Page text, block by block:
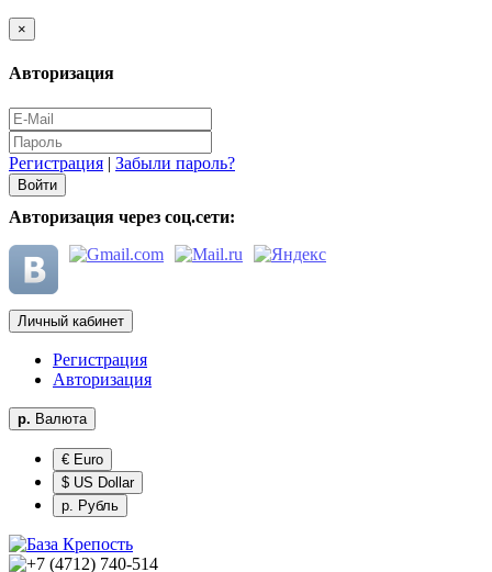
×
Авторизация
Регистрация | Забыли пароль?
Авторизация через соц.сети:
Личный кабинет
Регистрация
Авторизация
р. Валюта
€ Euro
$ US Dollar
р. Рубль